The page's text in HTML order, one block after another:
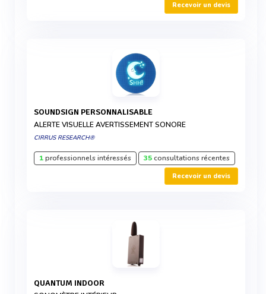
Recevoir un devis
SOUNDSIGN PERSONNALISABLE
ALERTE VISUELLE AVERTISSEMENT SONORE
CIRRUS RESEARCH®
1professionnels intéressés 35consultations récentes
Recevoir un devis
QUANTUM INDOOR